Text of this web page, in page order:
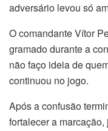
adversário levou só
O comandante Vítor
gramado durante a
não faço ideia de
continuou no jogo.
Após a confusão
fortalecer a